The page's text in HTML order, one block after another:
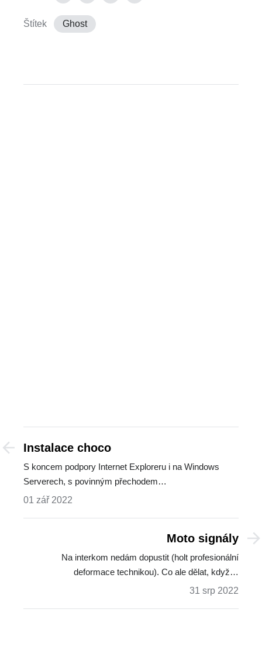
Štítek Ghost
Instalace choco
S koncem podpory Internet Exploreru i na Windows
Serverech, s povinným přechodem…
01 zář 2022
Moto signály
Na interkom nedám dopustit (holt profesionální
deformace technikou). Co ale dělat, když…
31 srp 2022